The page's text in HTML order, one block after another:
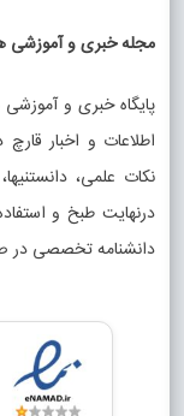
مجله خبری و آموزشی
پایگاه خبری و
اطلاعات و اخبار
نکات علمی،
درنهایت طبخ و
دانشنامه تخصصی